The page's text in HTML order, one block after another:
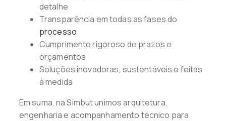
detalhe
Transparência em todas as fases do
processo
Cumprimento rigoroso de prazos e
orçamentos
Soluções inovadoras, sustentáveis e feitas
à medida
Em suma, na Simbut unimos arquitetura,
engenharia e acompanhamento técnico para